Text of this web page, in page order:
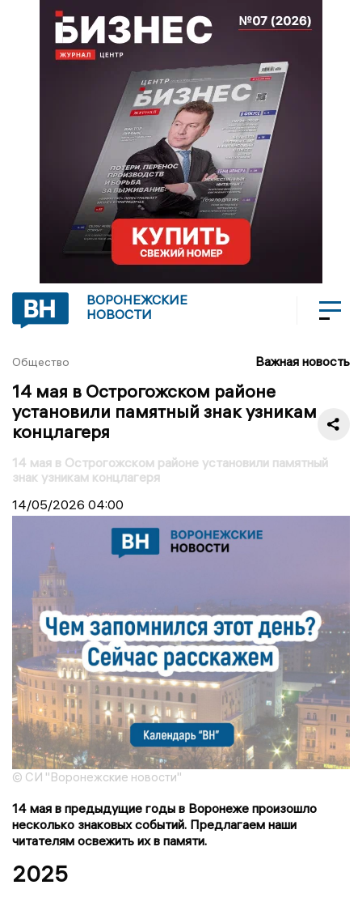
ВОРОНЕЖСКИЕ
НОВОСТИ
Общество Важная новость
14 мая в Острогожском районе
установили памятный знак узникам
концлагеря
14 мая в Острогожском районе установили памятный
знак узникам концлагеря
14/05/2026 04:00
© СИ "Воронежские новости"
14 мая в предыдущие годы в Воронеже произошло
несколько знаковых событий. Предлагаем наши
читателям освежить их в памяти.
2025